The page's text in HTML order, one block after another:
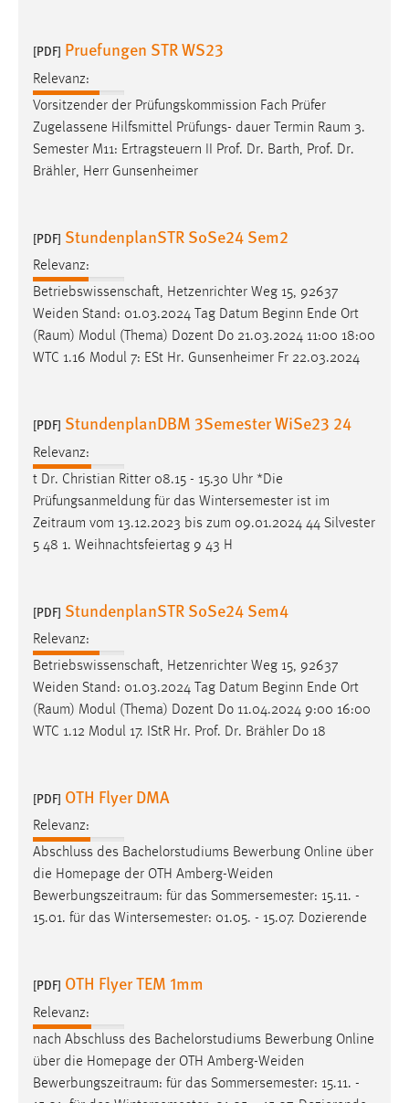
[PDF] Pruefungen STR WS23
Relevanz:
Vorsitzender der Prüfungskommission Fach Prüfer
Zugelassene Hilfsmittel Prüfungs- dauer Termin Raum 3.
Semester M11: Ertragsteuern II Prof. Dr. Barth, Prof. Dr.
Brähler, Herr Gunsenheimer
[PDF] StundenplanSTR SoSe24 Sem2
Relevanz:
Betriebswissenschaft, Hetzenrichter Weg 15, 92637
Weiden Stand: 01.03.2024 Tag Datum Beginn Ende Ort
(Raum) Modul (Thema) Dozent Do 21.03.2024 11:00 18:00
WTC 1.16 Modul 7: ESt Hr. Gunsenheimer Fr 22.03.2024
[PDF] StundenplanDBM 3Semester WiSe23 24
Relevanz:
t Dr. Christian Ritter 08.15 - 15.30 Uhr *Die
Prüfungsanmeldung für das Wintersemester ist im
Zeitraum vom 13.12.2023 bis zum 09.01.2024 44 Silvester
5 48 1. Weihnachtsfeiertag 9 43 H
[PDF] StundenplanSTR SoSe24 Sem4
Relevanz:
Betriebswissenschaft, Hetzenrichter Weg 15, 92637
Weiden Stand: 01.03.2024 Tag Datum Beginn Ende Ort
(Raum) Modul (Thema) Dozent Do 11.04.2024 9:00 16:00
WTC 1.12 Modul 17. IStR Hr. Prof. Dr. Brähler Do 18
[PDF] OTH Flyer DMA
Relevanz:
Abschluss des Bachelorstudiums Bewerbung Online über
die Homepage der OTH Amberg-Weiden
Bewerbungszeitraum: für das Sommersemester: 15.11. -
15.01. für das Wintersemester: 01.05. - 15.07. Dozierende
[PDF] OTH Flyer TEM 1mm
Relevanz:
nach Abschluss des Bachelorstudiums Bewerbung Online
über die Homepage der OTH Amberg-Weiden
Bewerbungszeitraum: für das Sommersemester: 15.11. -